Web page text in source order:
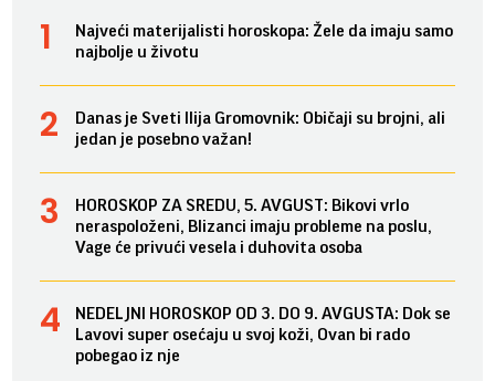
Najveći materijalisti horoskopa: Žele da imaju samo
najbolje u životu
Danas je Sveti Ilija Gromovnik: Običaji su brojni, ali
jedan je posebno važan!
HOROSKOP ZA SREDU, 5. AVGUST: Bikovi vrlo
neraspoloženi, Blizanci imaju probleme na poslu,
Vage će privući vesela i duhovita osoba
NEDELJNI HOROSKOP OD 3. DO 9. AVGUSTA: Dok se
Lavovi super osećaju u svoj koži, Ovan bi rado
pobegao iz nje